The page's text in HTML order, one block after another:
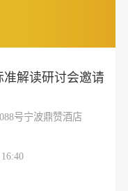
准解读研讨会邀请
号宁波鼎赞酒店